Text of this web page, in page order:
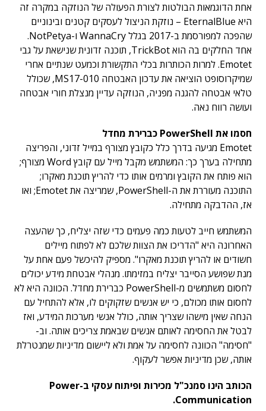
אחת הדוגמאות הבולטות לצורת הפעולה של הנוזקה במקרה זה
היא EternalBlue – נוזקת הניצול לעסקים קטנים ובינוניים
שהפכה למפורסמת ב-2017 בגלל WannaCry ו-NotPetya.
אחד החלקים בה הוא TrickBot, תוכנה זדונית שנישאת על גבי
Emotet. למרות הכותרות בכלי התקשורת וכמעט שנתיים אחרי
שמיקרוסופט הוציאה את עדכון האבטחה MS17-010, שכולל
טלאי אבטחה להגנה מפניה, הנוזקה עדיין מנצלת חורי אבטחה
ועושה רווח נאה.
חסמו את PowerShell כברירת מחדל
Emotet מגיעה בדרך כלל כקובץ מצורף במייל זדוני, והפריצה
מתחילה בערך כך: המשתמש מקבל מייל עם קובץ Word מצורף;
הוא פותח את הקובץ ומרמים אותו כדי להריץ תוכנת מאקרו;
התוכנה מעוררת את ה-PowerShell, שמריצה את Emotet; ואו
אז, ההדבקה מתחילה.
המשתמש חייב לטעות כמה פעמים כדי שזה יצליח, כך שהעצה
האחרונה היא "הדריכו את הצוות שלכם לא לפתוח מיילים
חשודים או להריץ תוכנת מאקרו". מספיק להיכשל פעם אחת על
מנת שפושע הסייבר יצליח במזימתו. מנהלי אבטחת מידע יכולים
לחסום משתמשים מ-PowerShell כברירת מחדל. הכוונה היא לא
לחסום אותו מכולם, כי יש אנשים שזקוקים לו, אלא להתחיל עם
הנחה שאין מישהו שצריך אותה, כולל אנשי מערכות המידע, ואז
לבטל את החסימה לאותם אנשים שבאמת צריכים אותה. וב-
"חסימה" הכוונה לחסימה על אמת ולא ליישום מדיניות שמנטרלת
אותה, שכן מדיניות אפשר לעקוף.
הכותב הינו סמנכ"ל מכירות ופיתוח עסקי ב-Power
Communication.